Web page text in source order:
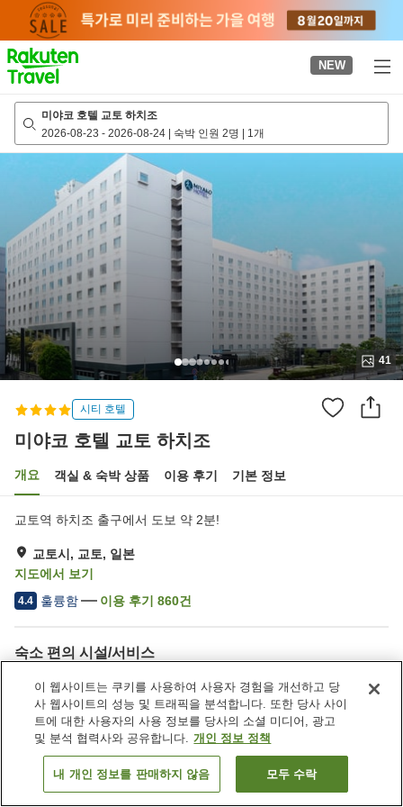
page
NEW
미야코 호텔 교토 하치조
2026-08-23 - 2026-08-24 | 숙박 인원 2명 | 1개
41
시티 호텔
미야코 호텔 교토 하치조
개요 객실 & 숙박 상품 이용 후기 기본 정보
교토역 하치조 출구에서 도보 약 2분!
교토시, 교토, 일본
지도에서 보기
4.4 훌륭함 이용 후기 860건
숙소 편의 시설/서비스
Wi-Fi
역에서 도보 5분
레스토랑
라운지
일본 교토 교토시 미야코 호텔 교토 하치조
객실 보기
이 웹사이트는 쿠키를 사용하여 사용자 경험을 개선하고 당
사 웹사이트의 성능 및 트래픽을 분석합니다. 또한 당사 사이
트에 대한 사용자의 사용 정보를 당사의 소셜 미디어, 광고
및 분석 협력사와 공유합니다. 개인 정보 정책
내 개인 정보를 판매하지 않음 모두 수락